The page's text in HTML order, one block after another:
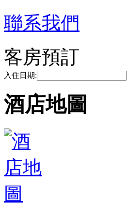
聯系我們
客房預訂
入住日期:
酒店地圖